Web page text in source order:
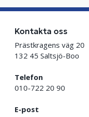
Kontakta oss
Prästkragens väg 20
132 45 Saltsjö-Boo
Telefon
010-722 20 90
E-post